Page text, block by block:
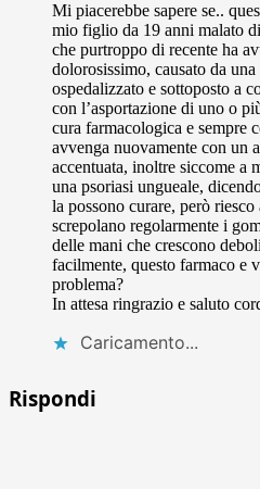
Mi piacerebbe sapere se..
mio figlio da 19 anni malato
che purtroppo di recente ha
dolorosissimo, causato da
ospedalizzato e sottoposto a
con l’asportazione di uno o
cura farmacologica e sempre
avvenga nuovamente con un
accentuata, inoltre siccome a
una psoriasi ungueale,
la possono curare, però
screpolano regolarmente i
delle mani che crescono
facilmente, questo farmaco e
problema?
In attesa ringrazio e saluto
Caricamento...
Rispondi